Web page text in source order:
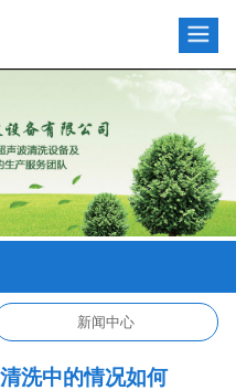
新闻中心
洗中的情况如何